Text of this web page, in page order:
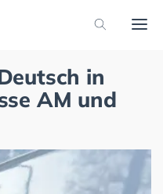
in
AM und